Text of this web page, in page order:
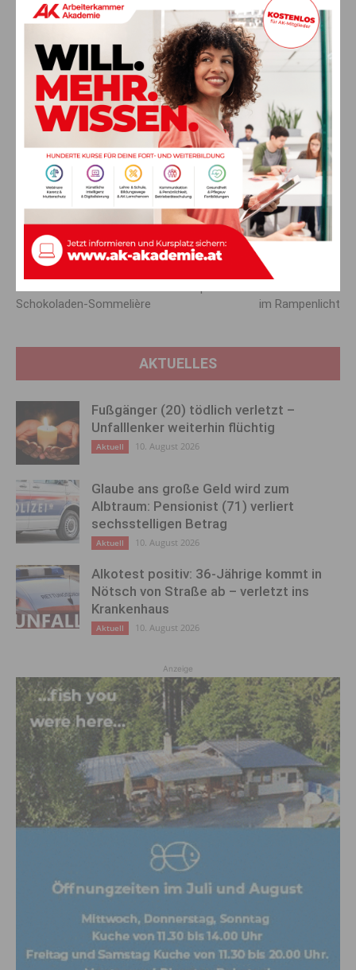
Bis Frühjahr 2026 sollen die besten Ideen mit Unterstützung
der lokalen Partner konkret umgesetzt werden.
Tourismus neu denken: Von
nachhaltig zu regenerativ
Das Interreg Italien/Österreich-Projekt REGENERATE verfolgt
das Ziel, den Tourismus in den Alpen von reiner Nachhaltigkeit
hin zu echter Regeneration weiterzuentwickeln – zum Nutzen
von Natur, Gemeinschaft und Wirtschaftskraft in unseren
Vorheriger Artikel
Schokoladen-Sommelière
im Rampenlicht
AKTUELLES
Fußgänger (20) tödlich verletzt –
Unfalllenker weiterhin flüchtig
Aktuell 10. August 2026
Glaube ans große Geld wird zum
Albtraum: Pensionist (71) verliert
sechsstelligen Betrag
Aktuell 10. August 2026
Alkotest positiv: 36-Jährige kommt in
Nötsch von Straße ab – verletzt ins
Krankenhaus
Aktuell 10. August 2026
Anzeige